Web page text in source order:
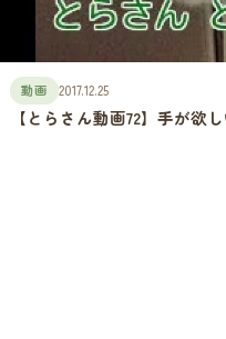
動画 2017.12.25
【とらさん動画72】手が欲